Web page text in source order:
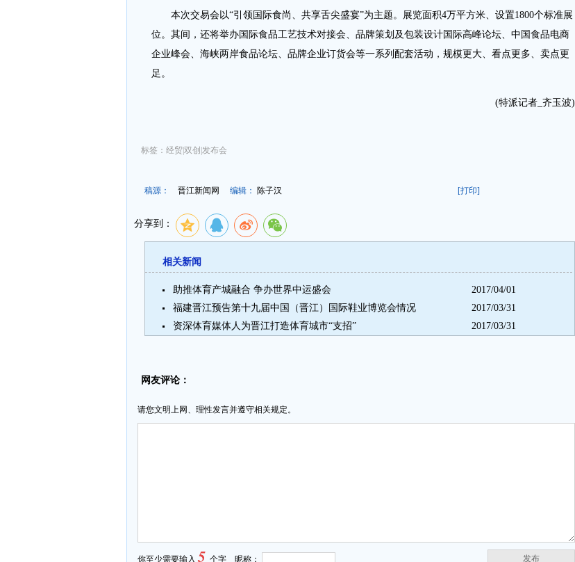
本次交易会以“引领国际食尚、共享舌尖盛宴”为主题。展览面积4万平方米、设置1800个标准展
位。其间，还将举办国际食品工艺技术对接会、品牌策划及包装设计国际高峰论坛、中国食品电商
企业峰会、海峡两岸食品论坛、品牌企业订货会等一系列配套活动，规模更大、看点更多、卖点更
足。
(特派记者_齐玉波)
标签：经贸|双创|发布会
稿源： 晋江新闻网 编辑： 陈子汉 [打印]
分享到：
相关新闻
助推体育产城融合 争办世界中运盛会
2017/04/01
福建晋江预告第十九届中国（晋江）国际鞋业博览会情况
2017/03/31
资深体育媒体人为晋江打造体育城市“支招”
2017/03/31
网友评论：
请您文明上网、理性发言并遵守相关规定。
发布
你至少需要输入5 个字 昵称：